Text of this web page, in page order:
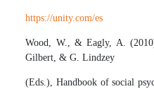
https://unity.com/es
Wood, W., & Eagly, A.
Gilbert, & G. Lindzey
(Eds.), Handbook of social